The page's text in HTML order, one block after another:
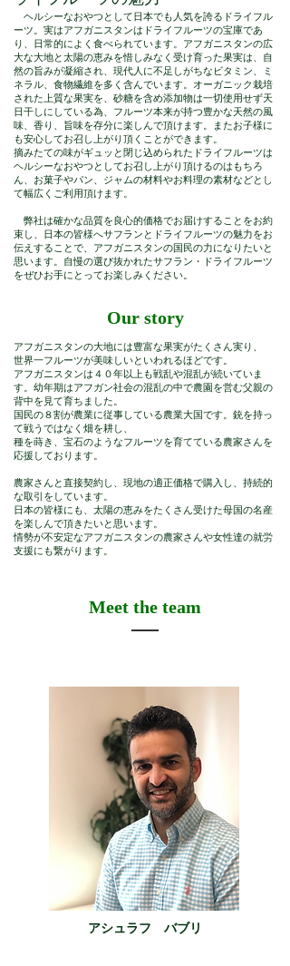
ヘルシーなおやつとして日本でも人気を誇るドライフル
ーツ。実はアフガニスタンはドライフルーツの宝庫であ
り、日常的によく食べられています。アフガニスタンの広
大な大地と太陽の恵みを惜しみなく受け育った果実は、自
然の旨みが凝縮され、現代人に不足しがちなビタミン、ミ
ネラル、食物繊維を多く含んでいます。オーガニック栽培
された上質な果実を、砂糖を含め添加物は一切使用せず天
日干しにしている為、フルーツ本来が持つ豊かな天然の風
味、香り、旨味を存分に楽しんで頂けます。またお子様に
も安心してお召し上がり頂くことができます。
摘みたての味がギュッと閉じ込められたドライフルーツは
ヘルシーなおやつとしてお召し上がり頂けるのはもちろ
ん、お菓子やパン、ジャムの材料やお料理の素材などとし
て幅広くご利用頂けます。
弊社は確かな品質を良心的価格でお届けすることをお約
束し、日本の皆様へサフランとドライフルーツの魅力をお
伝えすることで、アフガニスタンの国民の力になりたいと
思います。自慢の選び抜かれたサフラン・ドライフルーツ
をぜひお手にとってお楽しみください。
Our story
アフガニスタンの⼤地には豊富な果実がたくさん実り、
世界⼀フルーツが美味しいといわれるほどです。
アフガニスタンは４０年以上も戦乱や混乱が続いていま
す。幼年期はアフガン社会の混乱の中で農園を営む⽗親の
背中を⾒て育ちました。
国⺠の８割が農業に従事している農業⼤国です。銃を持っ
て戦うではなく畑を耕し、
種を蒔き、宝⽯のようなフルーツを育てている農家さんを
応援しております。
農家さんと直接契約し、現地の適正価格で購⼊し、持続的
な取引をしています。
⽇本の皆様にも、太陽の恵みをたくさん受けた⺟国の名産
を楽しんで頂きたいと思います。
情勢が不安定なアフガニスタンの農家さんや⼥性達の就労
⽀援にも繋がります。
Meet the team
アシュラフ バブリ